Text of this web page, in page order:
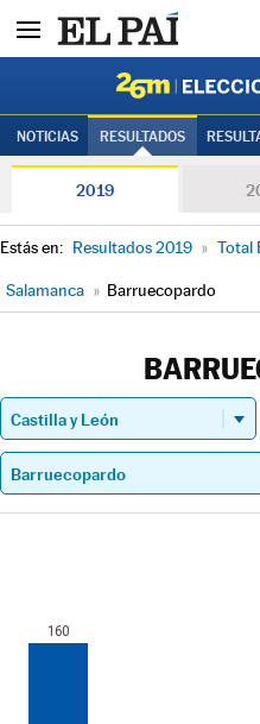
NOTICIAS RESULTADOS
2019
Estás en: Resultados 2019 » Total
Salamanca » Barruecopardo
160